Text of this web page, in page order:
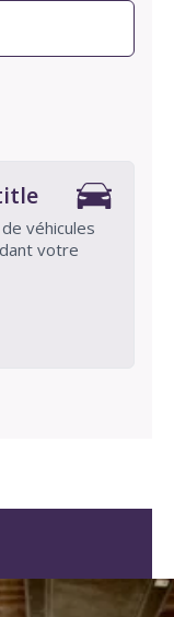
véhicules
votre